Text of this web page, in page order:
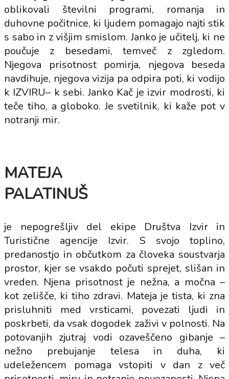
oblikovali številni programi, romanja in
duhovne počitnice, ki ljudem pomagajo najti stik
s sabo in z višjim smislom. Janko je učitelj, ki ne
poučuje z besedami, temveč z zgledom.
Njegova prisotnost pomirja, njegova beseda
navdihuje, njegova vizija pa odpira poti, ki vodijo
k IZVIRU– k sebi. Janko Kač je izvir modrosti, ki
teče tiho, a globoko. Je svetilnik, ki kaže pot v
notranji mir.
MATEJA
PALATINUŠ
je nepogrešljiv del ekipe Društva Izvir in
Turistične agencije Izvir. S svojo toplino,
predanostjo in občutkom za človeka soustvarja
prostor, kjer se vsakdo počuti sprejet, slišan in
vreden. Njena prisotnost je nežna, a močna –
kot zelišče, ki tiho zdravi. Mateja je tista, ki zna
prisluhniti med vrsticami, povezati ljudi in
poskrbeti, da vsak dogodek zaživi v polnosti. Na
potovanjih zjutraj vodi ozaveščeno gibanje –
nežno prebujanje telesa in duha, ki
udeležencem pomaga vstopiti v dan z več